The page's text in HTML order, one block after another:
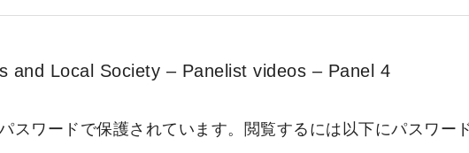
and Local Society – Panelist videos – Panel 4
スワードで保護されています。閲覧するには以下にパスワー